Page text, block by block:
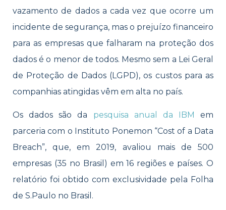
vazamento de dados a cada vez que ocorre um
incidente de segurança, mas o prejuízo financeiro
para as empresas que falharam na proteção dos
dados é o menor de todos. Mesmo sem a Lei Geral
de Proteção de Dados (LGPD), os custos para as
companhias atingidas vêm em alta no país.
Os dados são da pesquisa anual da IBM
em
parceria com o Instituto Ponemon “Cost of a Data
Breach”, que, em 2019, avaliou mais de 500
empresas (35 no Brasil) em 16 regiões e países. O
relatório foi obtido com exclusividade pela Folha
de S.Paulo no Brasil.